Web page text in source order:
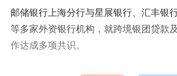
邮储银行上海分行与星展银行、汇丰银
等多家外资银行机构，就跨境银团贷款
作达成多项共识。